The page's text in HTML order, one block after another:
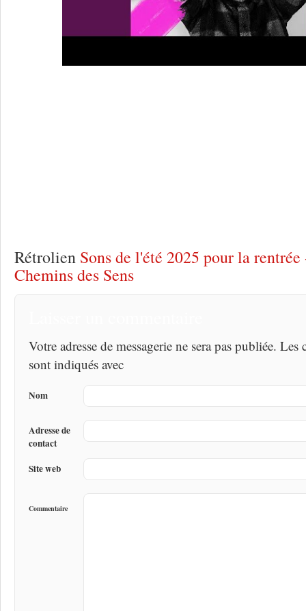
Rétrolien Sons de l'été 2025 pour la
Chemins des Sens
Votre adresse de messagerie ne sera pas publiée.
sont indiqués avec
Nom
Adresse de
contact
Site web
Commentaire